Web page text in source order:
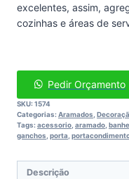
excelentes, assim,
cozinhas e áreas de
Pedir Orçamento
SKU:1574
Categorias:Aramados
Tags:acessorio aramado
ganchos porta
Descrição